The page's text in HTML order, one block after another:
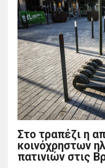
Στο τραπέζι η
κοινόχρηστων
πατινιών στις